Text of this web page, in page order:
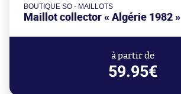
BOUTIQUE SO - MAILLOTS
Maillot collector « Algérie 1982 »
à partir de
59.95€